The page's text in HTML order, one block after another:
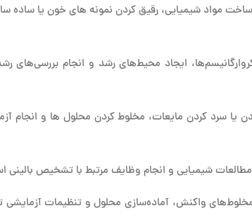
ساخت مواد شیمیایی، رقیق کردن نمونه های خون یا
ایجاد محیط‌های رشد و انجام بررسی‌های
یا سرد کردن مایعات، مخلوط کردن محلول ها و انجام
شیمیایی و انجام وظایف مرتبط با تشخیص بالینی
واکنش، آماده‌سازی محلول و تنظیمات آزمایشی